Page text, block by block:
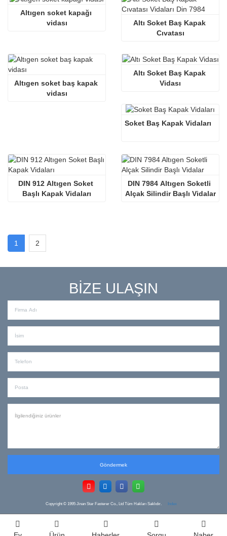
Altıgen soket kapağı
vidası
Altı Soket Baş Kapak
Cıvatası
Altıgen soket baş kapak
vidası
Altı Soket Baş Kapak
Vidası
Soket Baş Kapak Vidaları
DIN 912 Altıgen Soket
Başlı Kapak Vidaları
DIN 7984 Altıgen Soketli
Alçak Silindir Başlı Vidalar
1 2
BİZE ULAŞIN
Göndermek
Copyright © 1995 Jinan Star Fasterer Co., Ltd Tüm Hakları Saklıdır. Index